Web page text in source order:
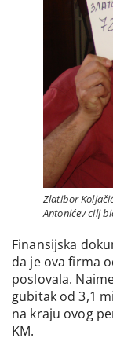
Zlatibor
Antonićev cilj
Finansijska
da je ova firma
poslovala.
gubitak od 3,1
na kraju ovog
KM.